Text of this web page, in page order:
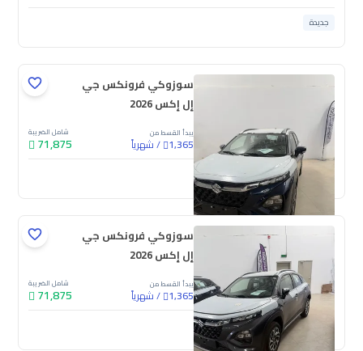
جديدة
سوزوكي فرونكس جي
إل إكس 2026
يبدأ القسط من
1,365
/شهرياً
شامل الضريبة
71,875
جديدة
سوزوكي فرونكس جي
إل إكس 2026
يبدأ القسط من
1,365
/شهرياً
شامل الضريبة
71,875
جديدة